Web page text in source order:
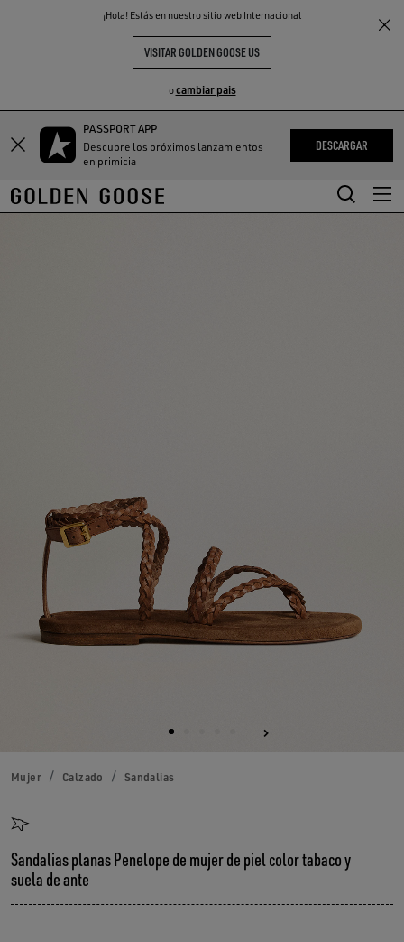
¡Hola! Estás en nuestro sitio web Internacional
VISITAR GOLDEN GOOSE US
ocambiar pais
Saltar
a
principal
Saltar
a
de
PASSPORT APP
Descubre los próximos lanzamientos
en primicia
DESCARGAR
THE
COMMUNITY
Mujer Calzado Sandalias
Sandalias planas Penelope de mujer de piel color tabaco y
suela de ante